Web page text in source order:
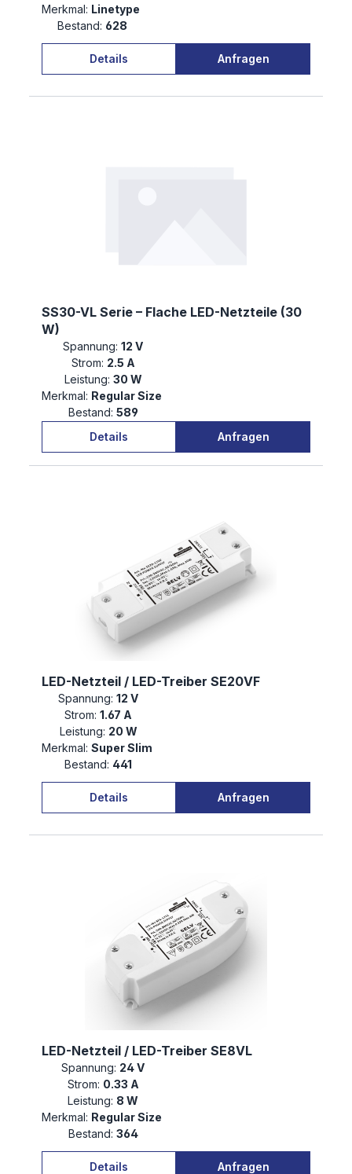
Merkmal: Linetype
Bestand: 628
Details Anfragen
SS30-VL Serie – Flache LED-Netzteile (30
W)
Spannung: 12 V
Strom: 2.5 A
Leistung: 30 W
Merkmal: Regular Size
Bestand: 589
Details
Anfragen
LED-Netzteil / LED-Treiber SE20VF
Spannung: 12 V
Strom: 1.67 A
Leistung: 20 W
Merkmal: Super Slim
Bestand: 441
Details Anfragen
LED-Netzteil / LED-Treiber SE8VL
Spannung: 24 V
Strom: 0.33 A
Leistung: 8 W
Merkmal: Regular Size
Bestand: 364
Details Anfragen